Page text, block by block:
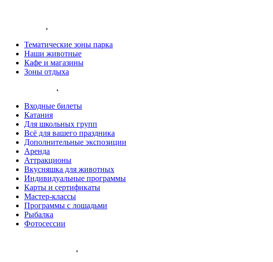
Тематические зоны парка
Наши животные
Кафе и магазины
Зоны отдыха
Входные билеты
Катания
Для школьных групп
Всё для вашего праздника
Дополнительные экспозиции
Аренда
Аттракционы
Вкусняшка для животных
Индивидуальные программы
Карты и сертификаты
Мастер-классы
Программы с лошадьми
Рыбалка
Фотосессии